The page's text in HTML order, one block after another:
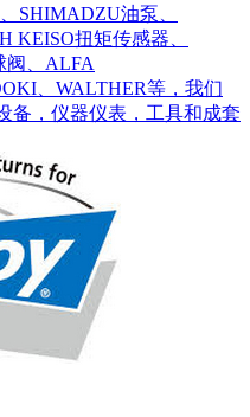
SHIMADZU油泵、
KEISO扭矩传感器、
阀、ALFA
、WALTHER等，我们
备，仪器仪表，工具和成套